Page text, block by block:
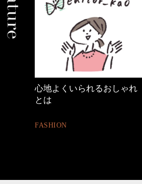
心地よくいられるおしゃれ
とは
FASHION